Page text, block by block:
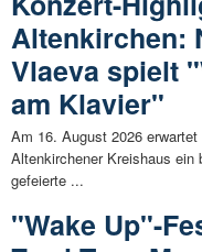
Altenkirchen:
Vlaeva spielt
am Klavier"
Am 16. August 2026
Altenkirchener Kreishaus ein
gefeierte ...
"Wake Up"-